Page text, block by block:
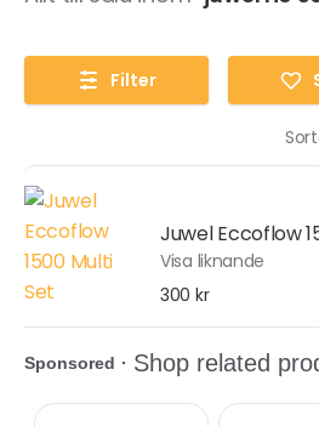
Filter
Juwel Eccoflow
Visa liknande
300 kr